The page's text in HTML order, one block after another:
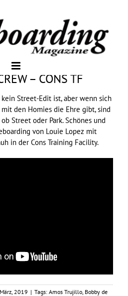
– CONS TF
Street-Edit ist, aber wenn sich
den Homies die Ehre gibt, sind
Street oder Park. Schönes und
von Louie Lopez mit
in der Cons Training Facility.
2019 | Tags: Amos Trujillo Bobby de